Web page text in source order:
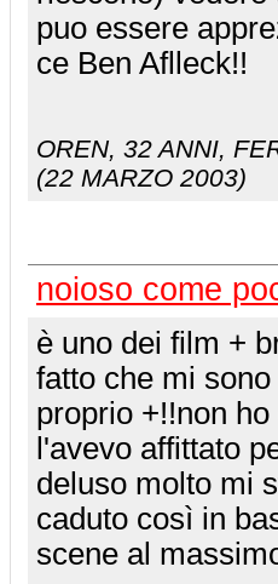
puo essere
ce Ben Aflleck!!
OREN, 32 ANNI,
(22 MARZO 2003)
noioso come
è uno dei film +
fatto che mi
proprio +!!non
l'avevo affittato
deluso molto mi
caduto così in
scene al